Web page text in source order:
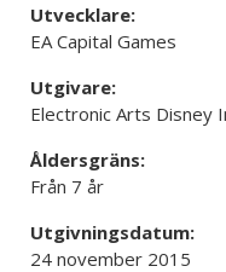
Utvecklare:
EA Capital Games
Utgivare:
Electronic Arts Disney
Åldersgräns:
Från 7 år
Utgivningsdatum:
24 november 2015